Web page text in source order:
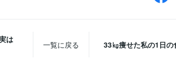
は
一覧に戻る 33㎏痩せた私の1日の